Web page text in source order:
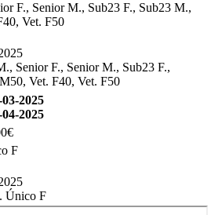
F., Senior M., Sub23 F., Sub23 M.,
Vet. F50
Senior F., Senior M., Sub23 F.,
Vet. F40, Vet. F50
2025
2025
F
Único F